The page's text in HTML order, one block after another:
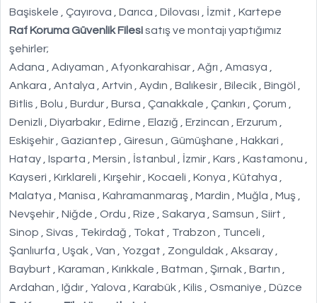
Başiskele , Çayırova , Darıca , Dilovası , İzmit , Kartepe
Raf Koruma Güvenlik Filesisatış ve montajı yaptığımız
şehirler;
Adana , Adıyaman , Afyonkarahisar , Ağrı , Amasya ,
Ankara , Antalya , Artvin , Aydın , Balıkesir , Bilecik , Bingöl ,
Bitlis , Bolu , Burdur , Bursa , Çanakkale , Çankırı , Çorum ,
Denizli , Diyarbakır , Edirne , Elazığ , Erzincan , Erzurum ,
Eskişehir , Gaziantep , Giresun , Gümüşhane , Hakkari ,
Hatay , Isparta , Mersin , İstanbul , İzmir , Kars , Kastamonu ,
Kayseri , Kırklareli , Kırşehir , Kocaeli , Konya , Kütahya ,
Malatya , Manisa , Kahramanmaraş , Mardin , Muğla , Muş ,
Nevşehir , Niğde , Ordu , Rize , Sakarya , Samsun , Siirt ,
Sinop , Sivas , Tekirdağ , Tokat , Trabzon , Tunceli ,
Şanlıurfa , Uşak , Van , Yozgat , Zonguldak , Aksaray ,
Bayburt , Karaman , Kırıkkale , Batman , Şırnak , Bartın ,
Ardahan , Iğdır , Yalova , Karabük , Kilis , Osmaniye , Düzce